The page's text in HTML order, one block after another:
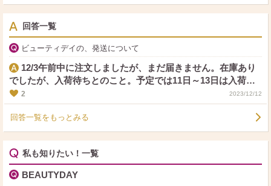
回答一覧
ビューティデイの、発送について
12/3午前中に注文しましたが、まだ届きません。在庫あり
でしたが、入荷待ちとのこと。予定では11日～13日は入荷し
ているはずなのですが、発送連絡も遅延連絡もありません。
関東です。
2 2023/12/12
回答一覧をもっとみる
私も知りたい！一覧
BEAUTYDAY